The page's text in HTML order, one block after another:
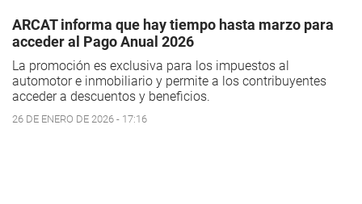
ARCAT informa que hay tiempo hasta marzo para
acceder al Pago Anual 2026
La promoción es exclusiva para los impuestos al
automotor e inmobiliario y permite a los contribuyentes
acceder a descuentos y beneficios.
26 DE ENERO DE 2026 - 17:16